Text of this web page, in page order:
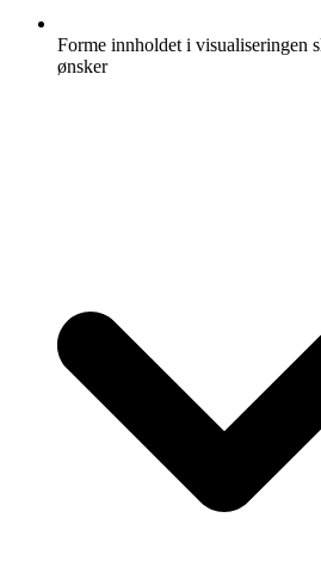
Forme innholdet i visualiseringen
ønsker